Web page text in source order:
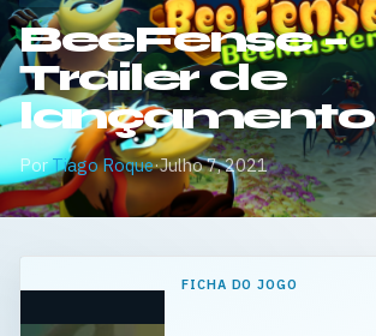
BeeFense –
Trailer de
lançamento
PorTiago Roque·Julho 7, 2021
FICHA DO JOGO